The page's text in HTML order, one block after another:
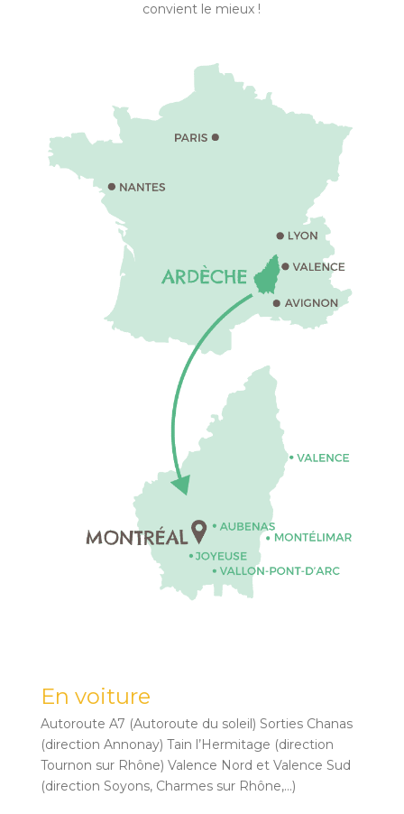
convient le mieux !
En voiture
Autoroute A7 (Autoroute du soleil) Sorties Chanas
(direction Annonay) Tain l’Hermitage (direction
Tournon sur Rhône) Valence Nord et Valence Sud
(direction Soyons, Charmes sur Rhône,…)